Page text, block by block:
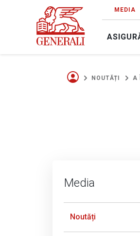
MEDIA
NOUTĂȚI A
Media
Noutăți